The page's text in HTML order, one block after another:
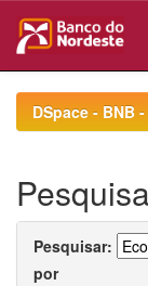
navigationDSpace - BNB
Pesquisar:
por